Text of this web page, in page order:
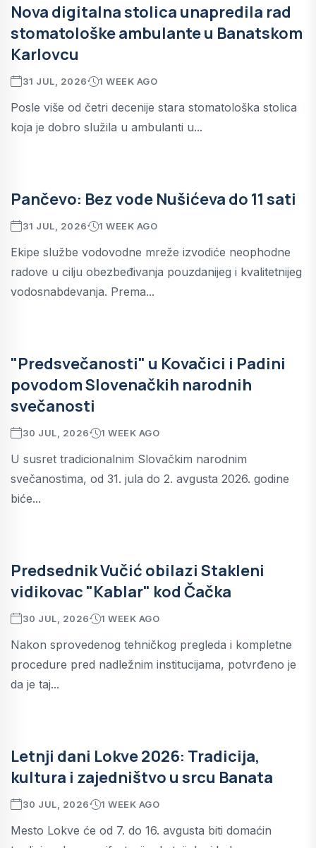
Nova digitalna stolica unapredila rad
stomatološke ambulante u Banatskom
Karlovcu
31 JUL, 2026 1 WEEK AGO
Posle više od četri decenije stara stomatološka stolica
koja je dobro služila u ambulanti u...
Pančevo: Bez vode Nušićeva do 11 sati
31 JUL, 2026 1 WEEK AGO
Ekipe službe vodovodne mreže izvodiće neophodne
radove u cilju obezbeđivanja pouzdanijeg i kvalitetnijeg
vodosnabdevanja. Prema...
"Predsvečanosti" u Kovačici i Padini
povodom Slovenačkih narodnih
svečanosti
30 JUL, 2026 1 WEEK AGO
U susret tradicionalnim Slovačkim narodnim
svečanostima, od 31. jula do 2. avgusta 2026. godine
biće...
Predsednik Vučić obilazi Stakleni
vidikovac "Kablar" kod Čačka
30 JUL, 2026 1 WEEK AGO
Nakon sprovedenog tehničkog pregleda i kompletne
procedure pred nadležnim institucijama, potvrđeno je
da je taj...
Letnji dani Lokve 2026: Tradicija,
kultura i zajedništvo u srcu Banata
30 JUL, 2026 1 WEEK AGO
Mesto Lokve će od 7. do 16. avgusta biti domaćin